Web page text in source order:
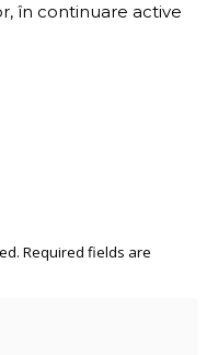
în continuare active
Required fields are